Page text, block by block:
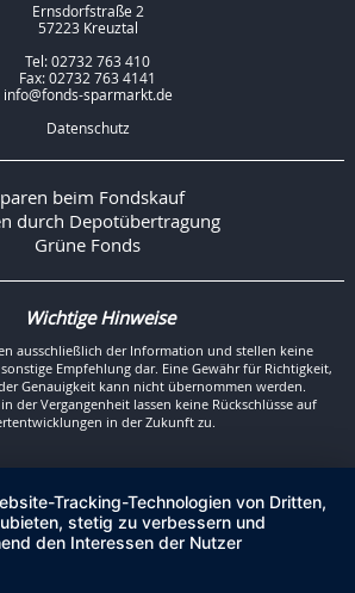
Ernsdorfstraße 2
57223 Kreuztal
Tel: 02732 763 410
Fax: 02732 763 4141
info@fonds-sparmarkt.de
Datenschutz
beim Fondskauf
durch Depotübertragung
Grüne Fonds
Wichtige Hinweise
ausschließlich der Information und stellen keine
Empfehlung dar. Eine Gewähr für Richtigkeit,
Genauigkeit kann nicht übernommen werden.
der Vergangenheit lassen keine Rückschlüsse auf
in der Zukunft zu.
Tracking-Technologien von Dritten,
stetig zu verbessern und
den Interessen der Nutzer